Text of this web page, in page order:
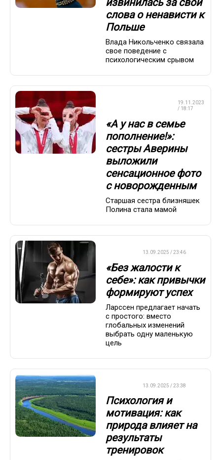
извинилась за свои
слова о ненависти к
Польше
Влада Никольченко связала
свое поведение с
психологическим срывом
19.11.2023
/ 18:17
«А у нас в семье
пополнение!»:
сестры Аверины
выложили
сенсационное фото
с новорожденным
Старшая сестра близняшек
Полина стала мамой
13.09.2025 / 23:46
«Без жалости к
себе»: как привычки
формируют успех
Ларссен предлагает начать
с простого: вместо
глобальных изменений
выбрать одну маленькую
цель
13.09.2025 / 23:38
Психология и
мотивация: как
природа влияет на
результаты
тренировок